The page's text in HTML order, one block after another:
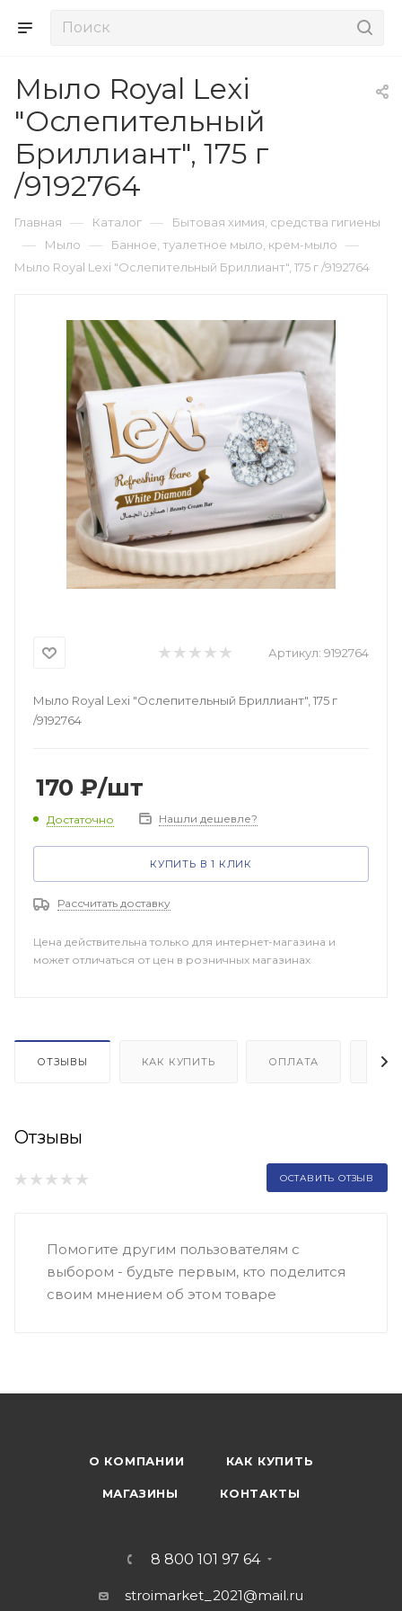
Мыло Royal Lexi
"Ослепительный
Бриллиант", 175 г
/9192764
Главная — Каталог — Бытовая химия, средства гигиены
— Мыло — Банное, туалетное мыло, крем-мыло —
Мыло Royal Lexi "Ослепительный Бриллиант", 175 г /9192764
Артикул: 9192764
Мыло Royal Lexi "Ослепительный Бриллиант", 175 г
/9192764
170 ₽/шт
Достаточно Нашли дешевле?
КУПИТЬ В 1 КЛИК
Рассчитать доставку
Цена действительна только для интернет-магазина и
может отличаться от цен в розничных магазинах
ОТЗЫВЫ КАК КУПИТЬ ОПЛАТА
Отзывы
ОСТАВИТЬ ОТЗЫВ
Помогите другим пользователям с
выбором - будьте первым, кто поделится
своим мнением об этом товаре
О КОМПАНИИ КАК КУПИТЬ
МАГАЗИНЫ КОНТАКТЫ
8 800 101 97 64
stroimarket_2021@mail.ru